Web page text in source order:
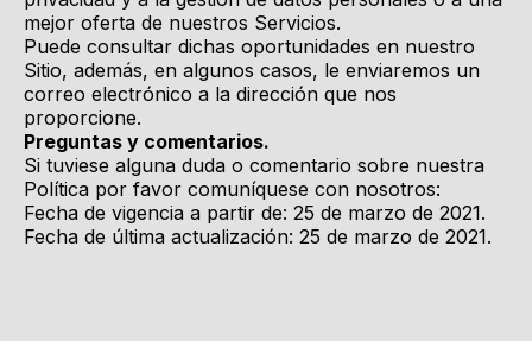
mejor oferta de nuestros Servicios.
Puede consultar dichas oportunidades en nuestro
Sitio, además, en algunos casos, le enviaremos un
correo electrónico a la dirección que nos
proporcione.
Preguntas y comentarios.
Si tuviese alguna duda o comentario sobre nuestra
Política por favor comuníquese con nosotros:
Fecha de vigencia a partir de: 25 de marzo de 2021.
Fecha de última actualización: 25 de marzo de 2021.